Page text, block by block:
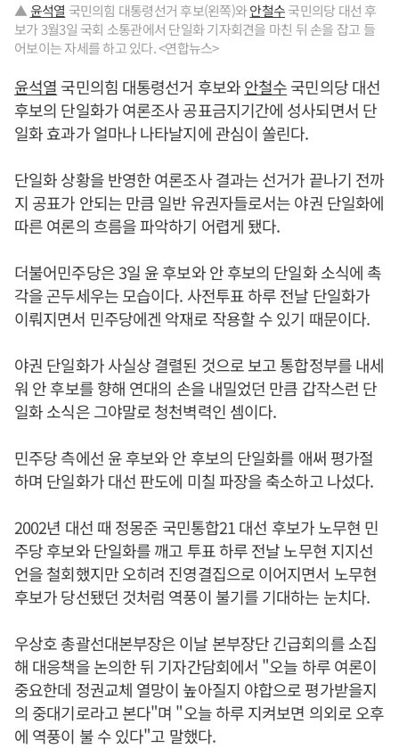
▲윤석열 국민의힘 대통령선거 후보(왼쪽)와안철수국민의당 대선 후
보가 3월3일 국회 소통관에서 단일화 기자회견을 마친 뒤 손을 잡고 들
어보이는 자세를 하고 있다. <연합뉴스>
윤석열 국민의힘 대통령선거 후보와안철수국민의당 대선
후보의 단일화가 여론조사 공표금지기간에 성사되면서 단
일화 효과가 얼마나 나타날지에 관심이 쏠린다.
단일화 상황을 반영한 여론조사 결과는 선거가 끝나기 전까
지 공표가 안되는 만큼 일반 유권자들로서는 야권 단일화에
따른 여론의 흐름을 파악하기 어렵게 됐다.
더불어민주당은 3일 윤 후보와 안 후보의 단일화 소식에 촉
각을 곤두세우는 모습이다. 사전투표 하루 전날 단일화가
이뤄지면서 민주당에겐 악재로 작용할 수 있기 때문이다.
야권 단일화가 사실상 결렬된 것으로 보고 통합정부를 내세
워 안 후보를 향해 연대의 손을 내밀었던 만큼 갑작스런 단
일화 소식은 그야말로 청천벽력인 셈이다.
민주당 측에선 윤 후보와 안 후보의 단일화를 애써 평가절
하며 단일화가 대선 판도에 미칠 파장을 축소하고 나섰다.
2002년 대선 때 정몽준 국민통합21 대선 후보가 노무현 민
주당 후보와 단일화를 깨고 투표 하루 전날 노무현 지지선
언을 철회했지만 오히려 진영결집으로 이어지면서 노무현
후보가 당선됐던 것처럼 역풍이 불기를 기대하는 눈치다.
우상호 총괄선대본부장은 이날 본부장단 긴급회의를 소집
해 대응책을 논의한 뒤 기자간담회에서 "오늘 하루 여론이
중요한데 정권교체 열망이 높아질지 야합으로 평가받을지
의 중대기로라고 본다"며 "오늘 하루 지켜보면 의외로 오후
에 역풍이 불 수 있다"고 말했다.